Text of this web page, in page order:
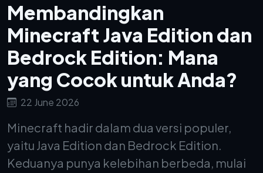
Membandingkan
Minecraft Java Edition dan
Bedrock Edition: Mana
yang Cocok untuk Anda?
22 June 2026
Minecraft hadir dalam dua versi populer,
yaitu Java Edition dan Bedrock Edition.
Keduanya punya kelebihan berbeda, mulai